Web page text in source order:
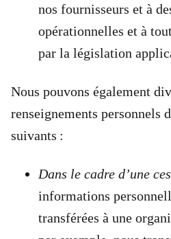
nos fournisseurs et à
opérationnelles et à
par la législation
Nous pouvons également
renseignements personnels
suivants :
Dans le cadre d’une
informations
transférées à une